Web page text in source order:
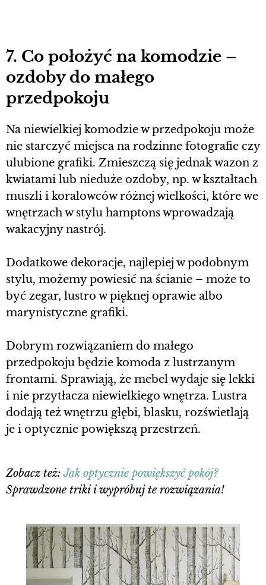
7. Co położyć na komodzie –
ozdoby do małego
przedpokoju
Na niewielkiej komodzie w przedpokoju może
nie starczyć miejsca na rodzinne fotografie czy
ulubione grafiki. Zmieszczą się jednak wazon z
kwiatami lub nieduże ozdoby, np. w kształtach
muszli i koralowców różnej wielkości, które we
wnętrzach w stylu hamptons wprowadzają
wakacyjny nastrój.
Dodatkowe dekoracje, najlepiej w podobnym
stylu, możemy powiesić na ścianie – może to
być zegar, lustro w pięknej oprawie albo
marynistyczne grafiki.
Dobrym rozwiązaniem do małego
przedpokoju będzie komoda z lustrzanym
frontami. Sprawiają, że mebel wydaje się lekki
i nie przytłacza niewielkiego wnętrza. Lustra
dodają też wnętrzu głębi, blasku, rozświetlają
je i optycznie powiększą przestrzeń.
Zobacz też:Jak optycznie powiększyć pokój?
Sprawdzone triki i wypróbuj te rozwiązania!